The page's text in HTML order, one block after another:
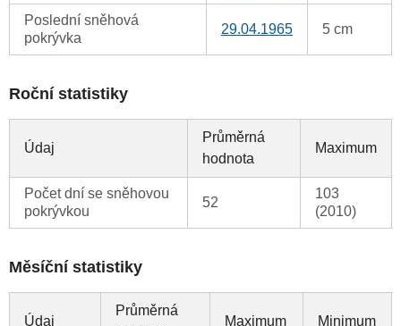
Poslední sněhová
pokrývka
29.04.1965 5 cm
Roční statistiky
Údaj
Průměrná
hodnota
Maximum
Počet dní se sněhovou
pokrývkou
52
103
(2010)
Měsíční statistiky
Údaj
Průměrná
Maximum Minimum